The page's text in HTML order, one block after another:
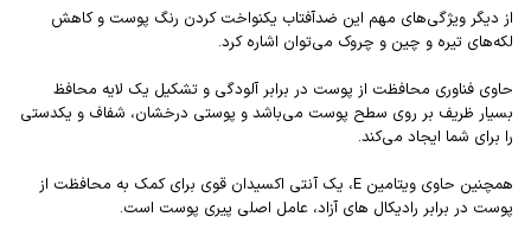
از دیگر ویژگی‌های مهم این ضدآفتاب یکنواخت کردن رنگ پوست و کاهش
لکه‌های تیره و چین و چروک می‌توان اشاره کرد.
حاوی فناوری محافظت از پوست در برابر آلودگی و تشکیل یک لایه محافظ
بسیار ظریف بر روی سطح پوست می‌باشد و پوستی درخشان، شفاف و یکدستی
را برای شما ایجاد می‌کند.
همچنین حاوی ویتامین E، یک آنتی اکسیدان قوی برای کمک به محافظت از
پوست در برابر رادیکال های آزاد، عامل اصلی پیری پوست است.